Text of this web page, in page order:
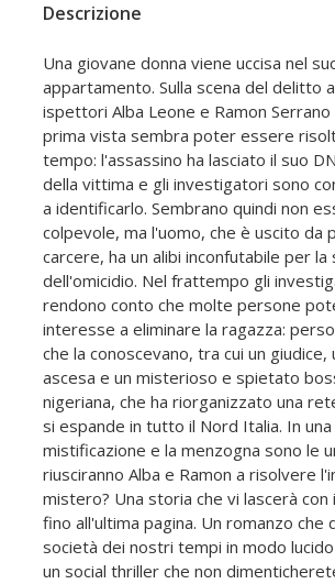
Descrizione
Una giovane donna viene uccisa nel
appartamento. Sulla scena del delitto
ispettori Alba Leone e Ramon Serrano
prima vista sembra poter essere
tempo: l'assassino ha lasciato il suo
della vittima e gli investigatori sono
a identificarlo. Sembrano quindi non
colpevole, ma l'uomo, che è uscito da
carcere, ha un alibi inconfutabile per la
dell'omicidio. Nel frattempo gli
rendono conto che molte persone
interesse a eliminare la ragazza:
che la conoscevano, tra cui un giudice,
ascesa e un misterioso e spietato
nigeriana, che ha riorganizzato una
si espande in tutto il Nord Italia. In una
mistificazione e la menzogna sono le
riusciranno Alba e Ramon a risolvere
mistero? Una storia che vi lascerà con il fiato sospeso
fino all'ultima pagina. Un romanzo che
società dei nostri tempi in modo
un social thriller che non